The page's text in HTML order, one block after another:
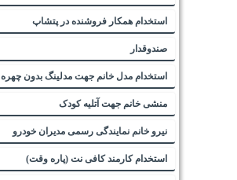
استخدام همکار فروشنده در پتشاپ
صندوقدار
استخدام مدل خانم جهت مدلینگ بدون چهره
منشی خانم جهت آتلیه کودک
نیرو خانم نمایندگی رسمی مدیران خودرو
استخدام کارمند کافی نت (پاره وقت)